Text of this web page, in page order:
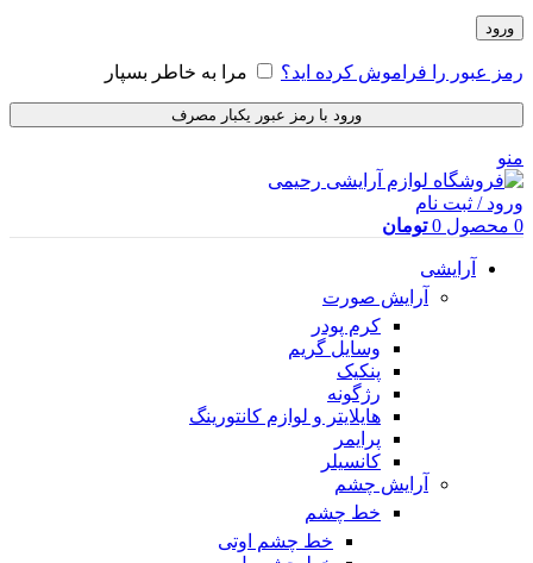
ورود
رمز عبور را فراموش کرده اید؟ مرا به خاطر بسپار
ورود با رمز عبور یکبار مصرف
منو
ورود / ثبت نام
0 محصول 0 تومان
آرایشی
آرایش صورت
کرم پودر
وسایل گریم
پنکیک
رژگونه
هایلایتر و لوازم کانتورینگ
پرایمر
کانسیلر
آرایش چشم
خط چشم
خط چشم اوتی